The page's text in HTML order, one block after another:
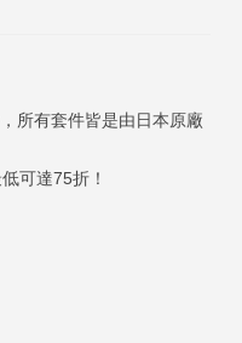
所有套件皆是由日本原廠
可達75折！